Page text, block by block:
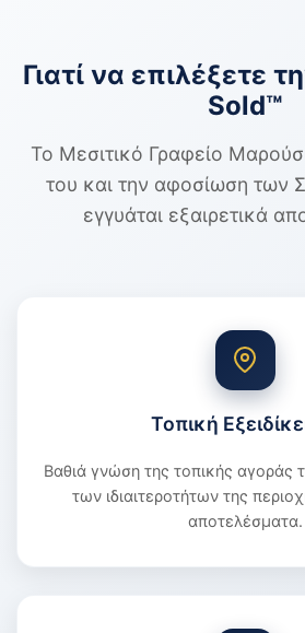
Γιατί να επιλέξετε
Sold™
Το Μεσιτικό Γραφείο
του και την αφοσίωση των
εγγυάται εξαιρετικά
Τοπική
Βαθιά γνώση της τοπικής αγοράς
των ιδιαιτεροτήτων της
αποτελέσματα.